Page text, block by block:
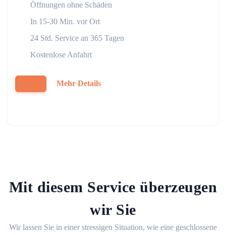
Öffnungen ohne Schäden
In 15-30 Min. vor Ort
24 Std. Service an 365 Tagen
Kostenlose Anfahrt
Mehr Details
Mit diesem Service überzeugen
wir Sie
Wir lassen Sie in einer stressigen Situation, wie eine geschlossene